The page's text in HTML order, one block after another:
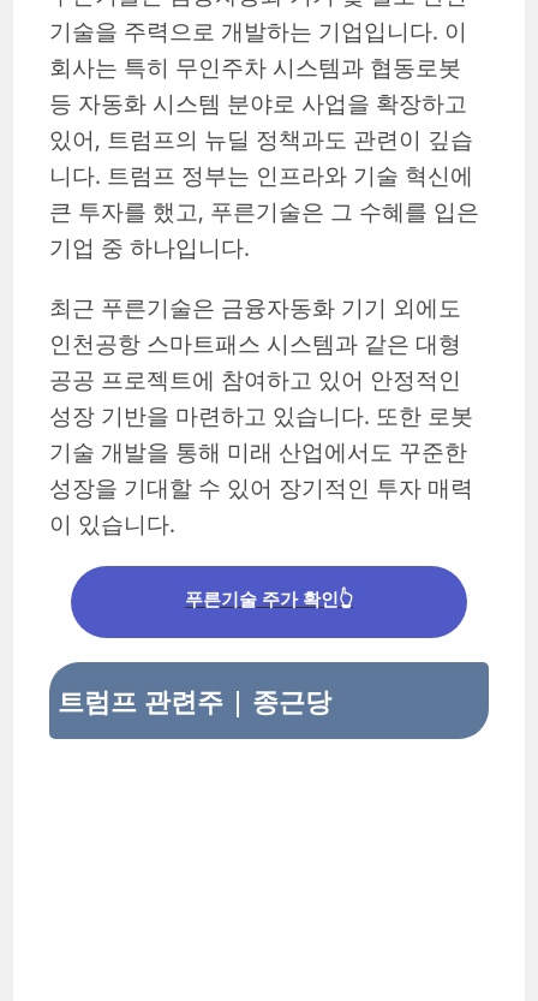
기술을 주력으로 개발하는 기업입니다. 이
회사는 특히 무인주차 시스템과 협동로봇
등 자동화 시스템 분야로 사업을 확장하고
있어, 트럼프의 뉴딜 정책과도 관련이 깊습
니다. 트럼프 정부는 인프라와 기술 혁신에
큰 투자를 했고, 푸른기술은 그 수혜를 입은
기업 중 하나입니다.
최근 푸른기술은 금융자동화 기기 외에도
인천공항 스마트패스 시스템과 같은 대형
공공 프로젝트에 참여하고 있어 안정적인
성장 기반을 마련하고 있습니다. 또한 로봇
기술 개발을 통해 미래 산업에서도 꾸준한
성장을 기대할 수 있어 장기적인 투자 매력
이 있습니다.
푸른기술 주가 확인👆
트럼프 관련주 | 종근당